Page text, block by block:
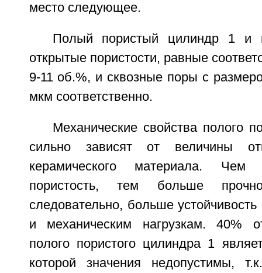
место следующее.
Полый пористый цилиндр 1 и
открытые пористости, равные
9-11 об.%, и сквозные поры с
мкм соответственно.
Механические свойства полого
сильно зависят от величины
керамического материала. Чем
пористость, тем больше
следовательно, больше
и механическим нагрузкам. 40%
полого пористого цилиндра 1
которой значения недопустимы,